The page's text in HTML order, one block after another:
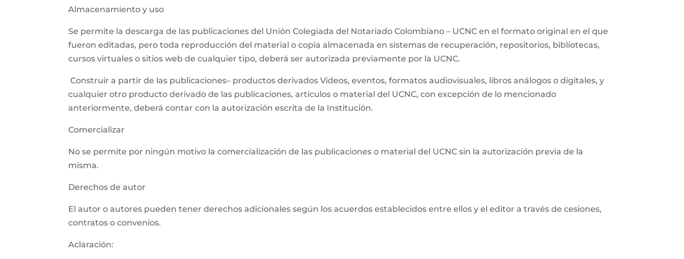
Almacenamiento y uso
Se permite la descarga de las publicaciones del Unión Colegiada del Notariado Colombiano – UCNC en el formato original en el que
fueron editadas, pero toda reproducción del material o copia almacenada en sistemas de recuperación, repositorios, bibliotecas,
cursos virtuales o sitios web de cualquier tipo, deberá ser autorizada previamente por la UCNC.
Construir a partir de las publicaciones– productos derivados Videos, eventos, formatos audiovisuales, libros análogos o digitales, y
cualquier otro producto derivado de las publicaciones, artículos o material del UCNC, con excepción de lo mencionado
anteriormente, deberá contar con la autorización escrita de la Institución.
Comercializar
No se permite por ningún motivo la comercialización de las publicaciones o material del UCNC sin la autorización previa de la
misma.
Derechos de autor
El autor o autores pueden tener derechos adicionales según los acuerdos establecidos entre ellos y el editor a través de cesiones,
contratos o convenios.
Aclaración: